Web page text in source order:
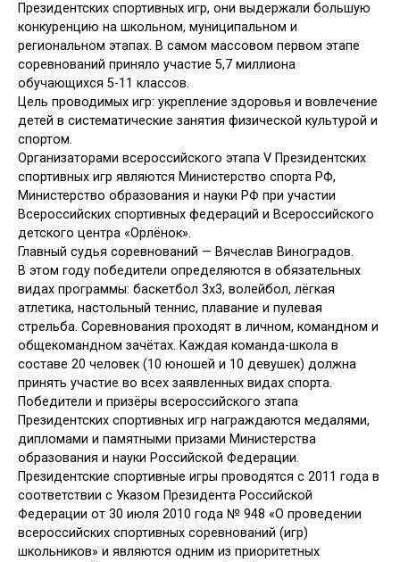
Президентских спортивных игр, они выдержали большую
конкуренцию на школьном, муниципальном и
региональном этапах. В самом массовом первом этапе
соревнований приняло участие 5,7 миллиона
обучающихся 5-11 классов.
Цель проводимых игр: укрепление здоровья и вовлечение
детей в систематические занятия физической культурой и
спортом.
Организаторами всероссийского этапа V Президентских
спортивных игр являются Министерство спорта РФ,
Министерство образования и науки РФ при участии
Всероссийских спортивных федераций и Всероссийского
детского центра «Орлёнок».
Главный судья соревнований — Вячеслав Виноградов.
В этом году победители определяются в обязательных
видах программы: баскетбол 3х3, волейбол, лёгкая
атлетика, настольный теннис, плавание и пулевая
стрельба. Соревнования проходят в личном, командном и
общекомандном зачётах. Каждая команда-школа в
составе 20 человек (10 юношей и 10 девушек) должна
принять участие во всех заявленных видах спорта.
Победители и призёры всероссийского этапа
Президентских спортивных игр награждаются медалями,
дипломами и памятными призами Министерства
образования и науки Российской Федерации.
Президентские спортивные игры проводятся с 2011 года в
соответствии с Указом Президента Российской
Федерации от 30 июля 2010 года № 948 «О проведении
всероссийских спортивных соревнований (игр)
школьников» и являются одним из приоритетных